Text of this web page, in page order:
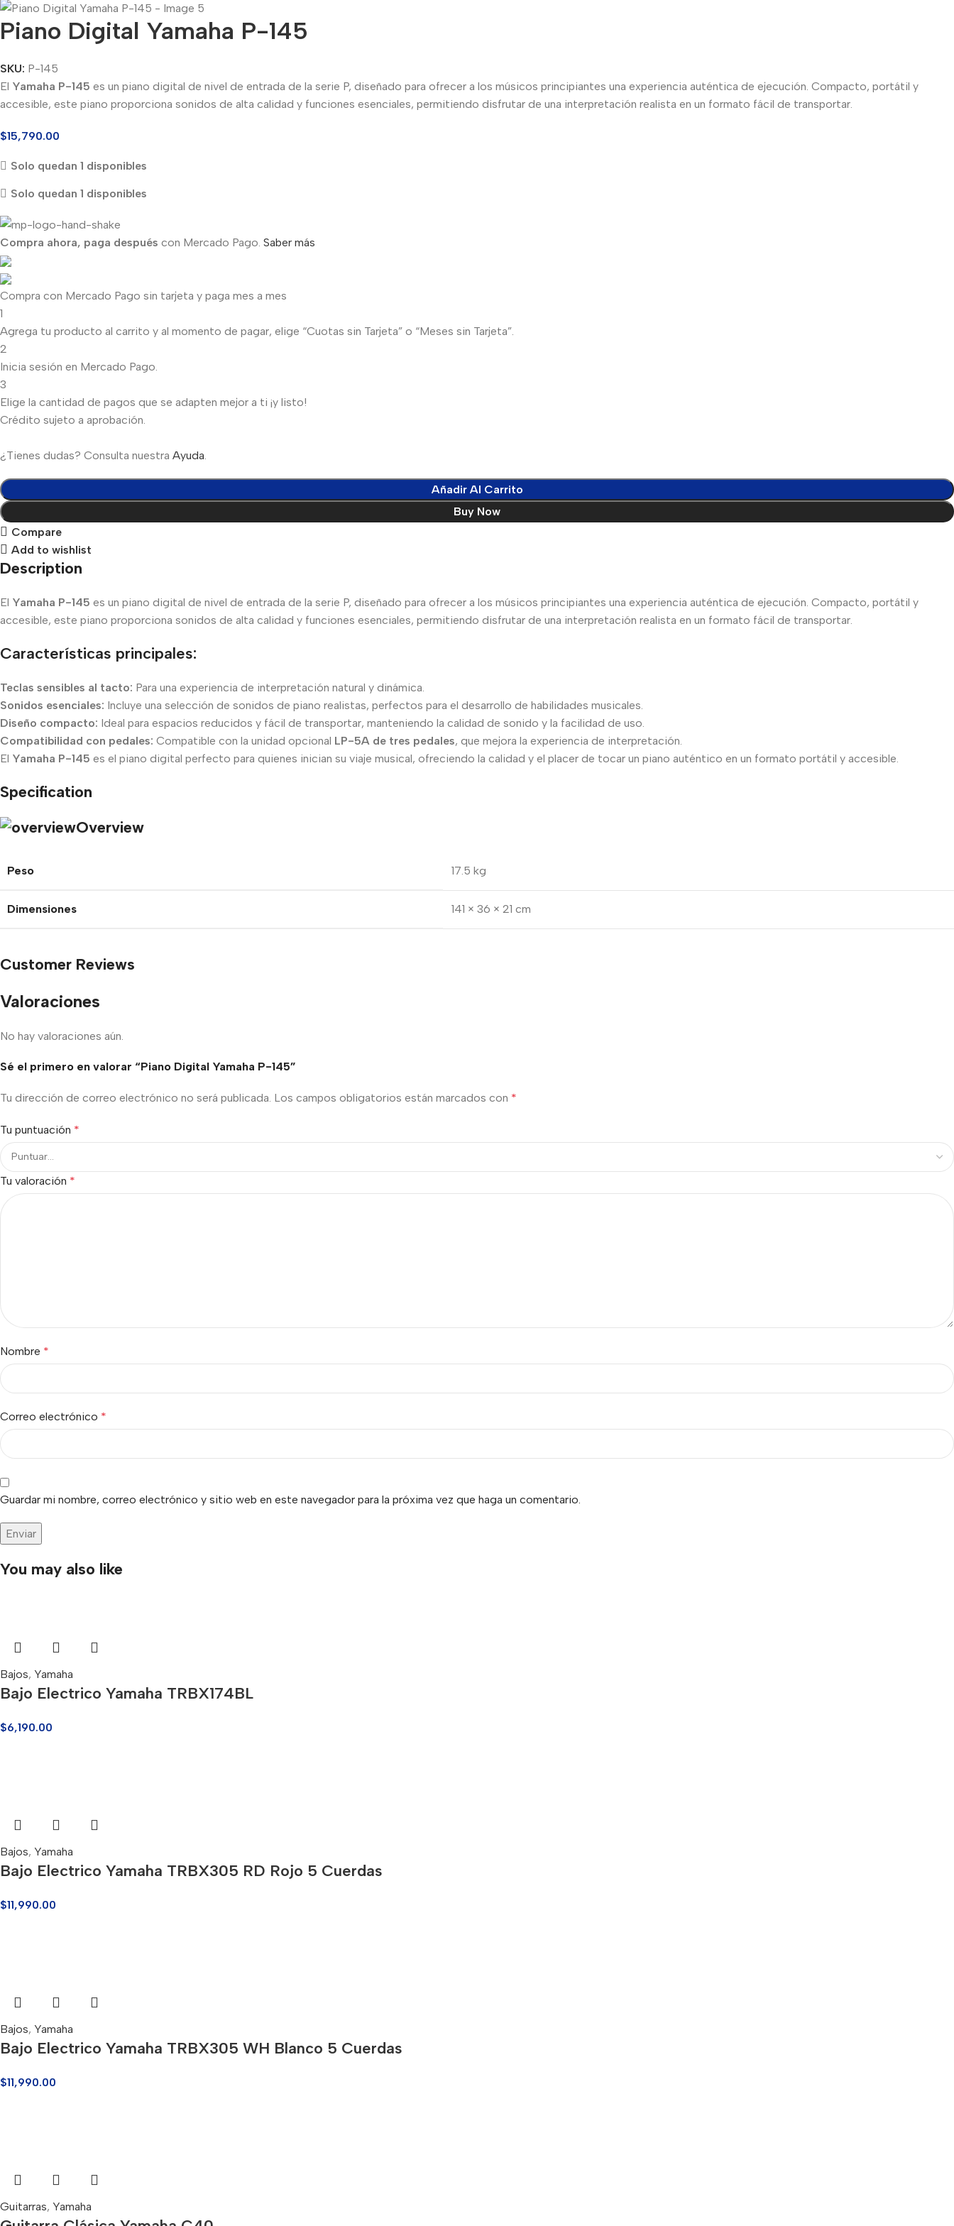
Piano Digital Yamaha P-145
SKU: P-145
El Yamaha P-145 es un piano digital de nivel de entrada de la serie P, diseñado para ofrecer a los músicos principiantes una experiencia auténtica de ejecución. Compacto, portátil y
accesible, este piano proporciona sonidos de alta calidad y funciones esenciales, permitiendo disfrutar de una interpretación realista en un formato fácil de transportar.
$15,790.00
Solo quedan 1 disponibles
Solo quedan 1 disponibles
Compra ahora, paga después con Mercado Pago. Saber más
Compra con Mercado Pago sin tarjeta y paga mes a mes
1
Agrega tu producto al carrito y al momento de pagar, elige “Cuotas sin Tarjeta” o “Meses sin Tarjeta”.
2
Inicia sesión en Mercado Pago.
3
Elige la cantidad de pagos que se adapten mejor a ti ¡y listo!
Crédito sujeto a aprobación.
¿Tienes dudas? Consulta nuestra Ayuda
Añadir Al Carrito
Buy Now
Compare
Add to wishlist
Description
El Yamaha P-145 es un piano digital de nivel de entrada de la serie P, diseñado para ofrecer a los músicos principiantes una experiencia auténtica de ejecución. Compacto, portátil y
accesible, este piano proporciona sonidos de alta calidad y funciones esenciales, permitiendo disfrutar de una interpretación realista en un formato fácil de transportar.
Características principales:
Teclas sensibles al tacto: Para una experiencia de interpretación natural y dinámica.
Sonidos esenciales: Incluye una selección de sonidos de piano realistas, perfectos para el desarrollo de habilidades musicales.
Diseño compacto: Ideal para espacios reducidos y fácil de transportar, manteniendo la calidad de sonido y la facilidad de uso.
Compatibilidad con pedales: Compatible con la unidad opcional LP-5A de tres pedales, que mejora la experiencia de interpretación.
El Yamaha P-145 es el piano digital perfecto para quienes inician su viaje musical, ofreciendo la calidad y el placer de tocar un piano auténtico en un formato portátil y accesible.
Specification
Overview
Peso 17.5 kg
Dimensiones 141 × 36 × 21 cm
Customer Reviews
Valoraciones
No hay valoraciones aún.
Sé el primero en valorar “Piano Digital Yamaha P-145”
Tu dirección de correo electrónico no será publicada. Los campos obligatorios están marcados con *
Tu puntuación *
Tu valoración *
Nombre *
Correo electrónico *
Guardar mi nombre, correo electrónico y sitio web en este navegador para la próxima vez que haga un comentario.
You may also like
Bajos, Yamaha
Bajo Electrico Yamaha TRBX174BL
$6,190.00
Bajos, Yamaha
Bajo Electrico Yamaha TRBX305 RD Rojo 5 Cuerdas
$11,990.00
Bajos, Yamaha
Bajo Electrico Yamaha TRBX305 WH Blanco 5 Cuerdas
$11,990.00
Guitarras, Yamaha